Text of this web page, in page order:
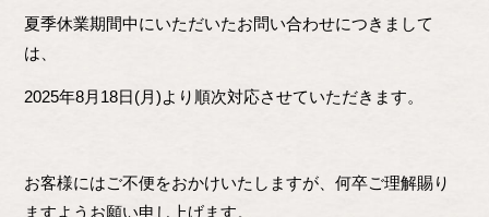
夏季休業期間中にいただいたお問い合わせにつきまして
は、
2025年8月18日(月)より順次対応させていただきます。
お客様にはご不便をおかけいたしますが、何卒ご理解賜り
ますようお願い申し上げます。